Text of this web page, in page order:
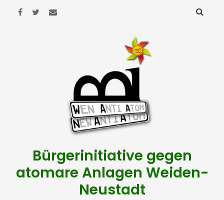
Bürgerinitiative gegen
atomare Anlagen Weiden-
Neustadt